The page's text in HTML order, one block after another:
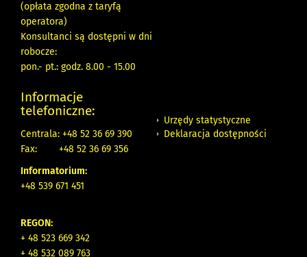
(opłata zgodna z taryfą
operatora)
Konsultanci są dostępni w dni
robocze:
pon.- pt.: godz. 8.00 - 15.00
Informacje
telefoniczne:
Centrala: +48 52 36 69 390
Fax:
+48 52 36 69 356
Informatorium:
+48 539 671 451
REGON:
+ 48 523 669 342
+ 48 532 089 763
Urzędy statystyczne
Deklaracja dostępności